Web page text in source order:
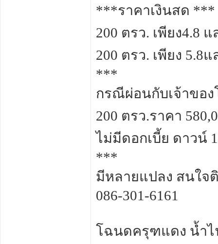
***ราคาเงินสด ***
200 ตรว. เพียง4.8
200 ตรว. เพียง 5.8
***
กรณีผ่อนกับเจ้าของ
200 ตรว.ราคา
ไม่มีดอกเบี้ย ดาวน์
***
มีหลายแปลง สนใจ
086-301-6161
โฉนดครุฑแดง น้ำไ